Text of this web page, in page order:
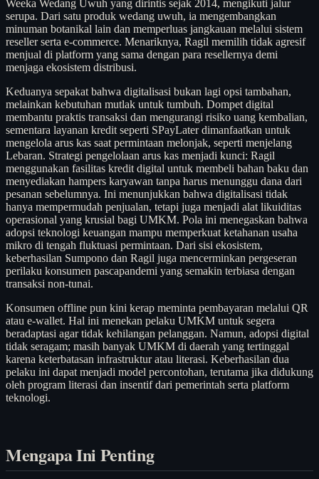
Weeka Wedang Uwuh yang dirintis sejak 2014, mengikuti jalur
serupa. Dari satu produk wedang uwuh, ia mengembangkan
minuman botanikal lain dan memperluas jangkauan melalui sistem
reseller serta e-commerce. Menariknya, Ragil memilih tidak agresif
menjual di platform yang sama dengan para resellernya demi
menjaga ekosistem distribusi.
Keduanya sepakat bahwa digitalisasi bukan lagi opsi tambahan,
melainkan kebutuhan mutlak untuk tumbuh. Dompet digital
membantu praktis transaksi dan mengurangi risiko uang kembalian,
sementara layanan kredit seperti SPayLater dimanfaatkan untuk
mengelola arus kas saat permintaan melonjak, seperti menjelang
Lebaran. Strategi pengelolaan arus kas menjadi kunci: Ragil
menggunakan fasilitas kredit digital untuk membeli bahan baku dan
menyediakan hampers karyawan tanpa harus menunggu dana dari
pesanan sebelumnya. Ini menunjukkan bahwa digitalisasi tidak
hanya mempermudah penjualan, tetapi juga menjadi alat likuiditas
operasional yang krusial bagi UMKM. Pola ini menegaskan bahwa
adopsi teknologi keuangan mampu memperkuat ketahanan usaha
mikro di tengah fluktuasi permintaan. Dari sisi ekosistem,
keberhasilan Sumpono dan Ragil juga mencerminkan pergeseran
perilaku konsumen pascapandemi yang semakin terbiasa dengan
transaksi non-tunai.
Konsumen offline pun kini kerap meminta pembayaran melalui QR
atau e-wallet. Hal ini menekan pelaku UMKM untuk segera
beradaptasi agar tidak kehilangan pelanggan. Namun, adopsi digital
tidak seragam; masih banyak UMKM di daerah yang tertinggal
karena keterbatasan infrastruktur atau literasi. Keberhasilan dua
pelaku ini dapat menjadi model percontohan, terutama jika didukung
oleh program literasi dan insentif dari pemerintah serta platform
teknologi.
Mengapa Ini Penting